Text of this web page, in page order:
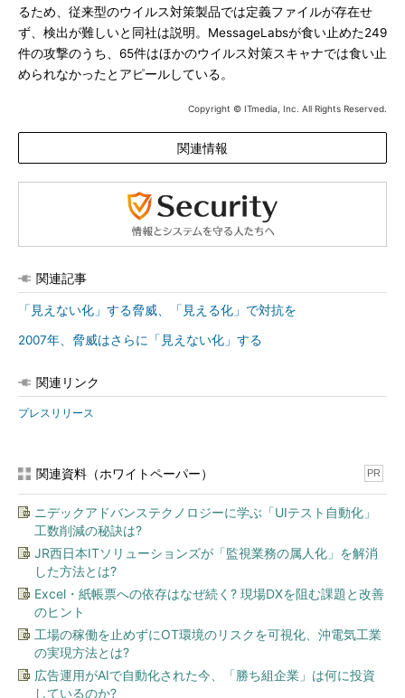
るため、従来型のウイルス対策製品では定義ファイルが存在せ
ず、検出が難しいと同社は説明。MessageLabsが食い止めた249
件の攻撃のうち、65件はほかのウイルス対策スキャナでは食い止
められなかったとアピールしている。
Copyright © ITmedia, Inc. All Rights Reserved.
関連情報
関連記事
「見えない化」する脅威、「見える化」で対抗を
2007年、脅威はさらに「見えない化」する
関連リンク
プレスリリース
関連資料（ホワイトペーパー） PR
ニデックアドバンステクノロジーに学ぶ「UIテスト自動化」
工数削減の秘訣は?
JR西日本ITソリューションズが「監視業務の属人化」を解消
した方法とは?
Excel・紙帳票への依存はなぜ続く? 現場DXを阻む課題と改善
のヒント
工場の稼働を止めずにOT環境のリスクを可視化、沖電気工業
の実現方法とは?
広告運用がAIで自動化された今、「勝ち組企業」は何に投資
しているのか?